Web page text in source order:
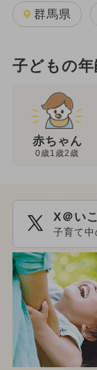
群馬県
子どもの
赤ちゃん
0歳1歳2歳
X＠い
子育て中